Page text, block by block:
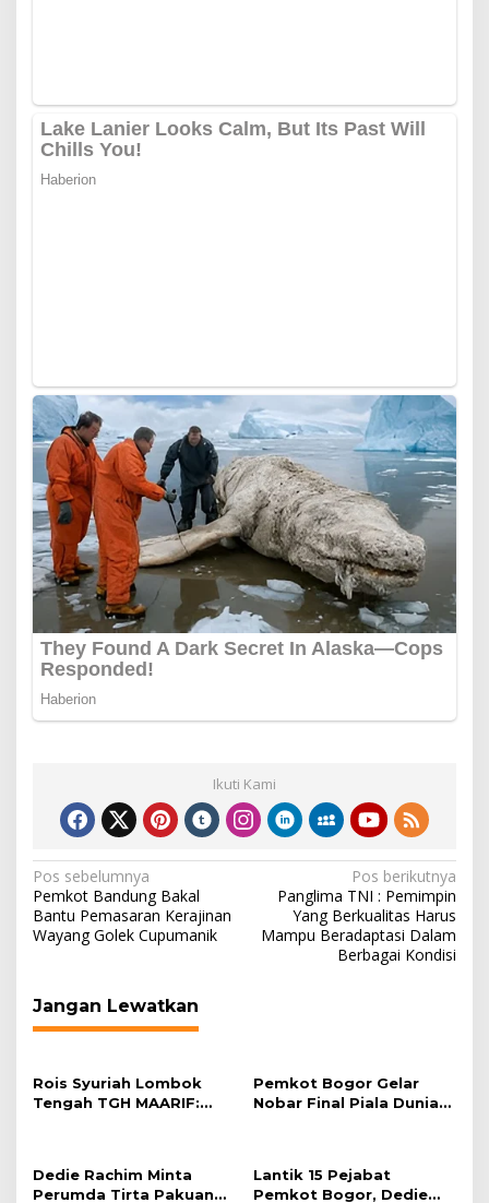
Ikuti Kami
Navigasi
pos
Pos sebelumnya
Pemkot Bandung Bakal
Bantu Pemasaran Kerajinan
Wayang Golek Cupumanik
Pos berikutnya
Panglima TNI : Pemimpin
Yang Berkualitas Harus
Mampu Beradaptasi Dalam
Berbagai Kondisi
Jangan Lewatkan
Rois Syuriah Lombok
Tengah TGH MAARIF:
Pemkot Bogor Gelar
Nobar Final Piala Dunia
Dedie Rachim Minta
Perumda Tirta Pakuan
Lantik 15 Pejabat
Pemkot Bogor, Dedie